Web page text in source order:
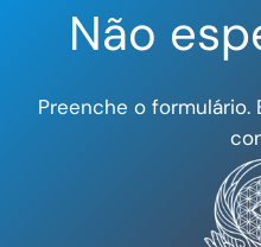
Não
Preenche o